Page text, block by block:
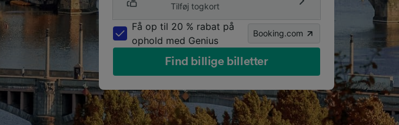
Tilføj togkort
Få op til 20 % rabat på
ophold med Genius
Booking.com
Find billige billetter